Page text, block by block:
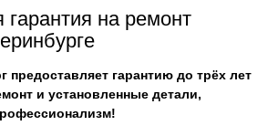
на ремонт
предоставляет гарантию до трёх лет
и установленные детали,